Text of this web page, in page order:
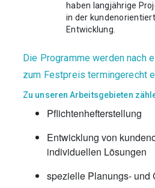
haben langjährige
in der
Entwicklung.
Die Programme werden nach
zum Festpreis termingerecht
Zu unseren Arbeitsgebieten
Pflichtenhefterstellung
Entwicklung von
individuellen Lösungen
spezielle Planungs- und